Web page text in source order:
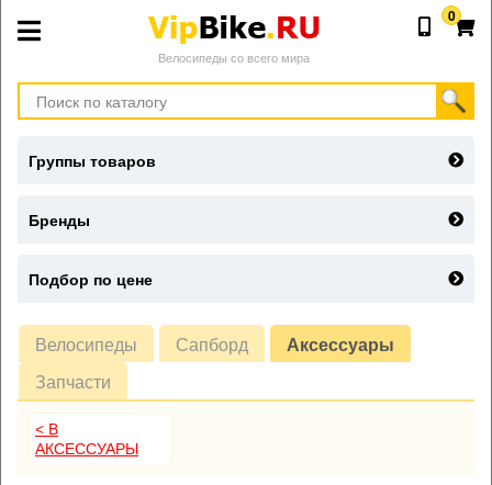
Велосипеды со всего мира
0
Велосипеды Сапборд
Аксессуары
Запчасти
< В
АКСЕССУАРЫ
Группы товаров
Бренды
Подбор по цене